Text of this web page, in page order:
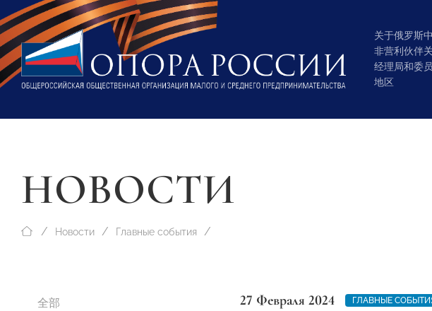
关于俄罗斯
非营利伙伴
经理局和委
地区
НОВОСТИ
Новости Главные события
全部
27 Февраля 2024 ГЛАВНЫЕ